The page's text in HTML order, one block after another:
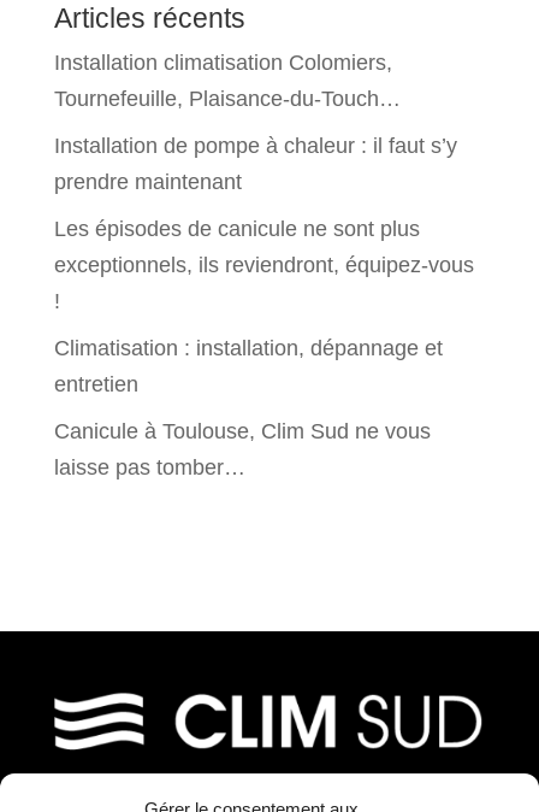
Articles récents
Installation climatisation Colomiers,
Tournefeuille, Plaisance-du-Touch…
Installation de pompe à chaleur : il faut s’y
prendre maintenant
Les épisodes de canicule ne sont plus
exceptionnels, ils reviendront, équipez-vous
!
Climatisation : installation, dépannage et
entretien
Canicule à Toulouse, Clim Sud ne vous
laisse pas tomber…